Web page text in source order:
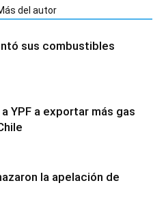
del autor
sus combustibles
YPF a exportar más gas
la apelación de